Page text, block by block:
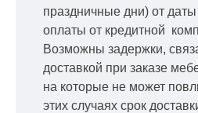
праздничные дни) от
оплаты от кредитной
Возможны задержки,
доставкой при заказе
на которые не может
этих случаях срок